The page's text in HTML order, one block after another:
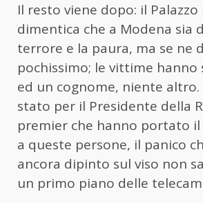
Il resto viene dopo: il Palazzo
dimentica che a Modena sia
terrore e la paura, ma se ne
pochissimo; le vittime hanno
ed un cognome, niente altro.
stato per il Presidente della
premier che hanno portato
a queste persone, il panico
ancora dipinto sul viso non
un primo piano delle